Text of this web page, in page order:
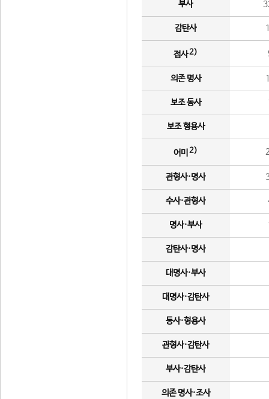
부사
감탄사
접사2)
의존 명사
보조 동사
보조 형용사
어미 2)
관형사·명사
수사·관형사
명사·부사
감탄사·명사
대명사·부사
대명사·감탄사
동사·형용사
관형사·감탄사
부사·감탄사
의존 명사·조사